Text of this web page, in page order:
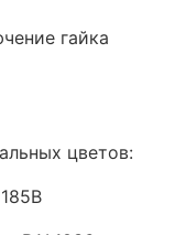
гайка
цветов: